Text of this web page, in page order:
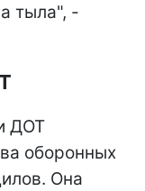
тыла", -
ДОТ
оборонных
Она